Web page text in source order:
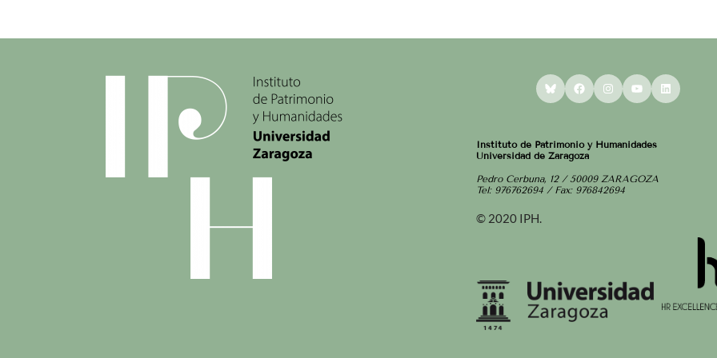
BlueskyFacebookInstagram
YouTube
Instituto de Patrimonio y Humanidades
Universidad de Zaragoza
Pedro Cerbuna, 12 / 50009 ZARAGOZA
Tel: 976762694 / Fax: 976842694
© 2020 IPH.